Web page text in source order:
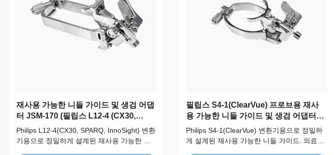
재사용 가능한 니들 가이드 및 생검 어댑
터 JSM-170 (필립스 L12-4 (CX30,
SPARQ, InnoSight) 프로브용)
Philips L12-4(CX30, SPARQ, InnoSight) 변환
기용으로 정밀하게 설계된 재사용 가능한 니
필립스 S4-1(ClearVue) 프로브용 재사
용 가능한 니들 가이드 및 생검 어댑터
JSM-096
Philips S4-1(ClearVue) 변환기용으로 정밀하
게 설계된 재사용 가능한 니들 가이드. 의료용